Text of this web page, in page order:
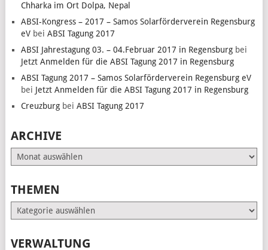
Chharka im Ort Dolpa, Nepal
ABSI-Kongress – 2017 – Samos Solarförderverein Regensburg
eVbei ABSI Tagung 2017
ABSI Jahrestagung 03. – 04.Februar 2017 in Regensburgbei
Jetzt Anmelden für die ABSI Tagung 2017 in Regensburg
ABSI Tagung 2017 – Samos Solarförderverein Regensburg eV
bei Jetzt Anmelden für die ABSI Tagung 2017 in Regensburg
Creuzburgbei ABSI Tagung 2017
ARCHIVE
Archive
THEMEN
Themen
VERWALTUNG